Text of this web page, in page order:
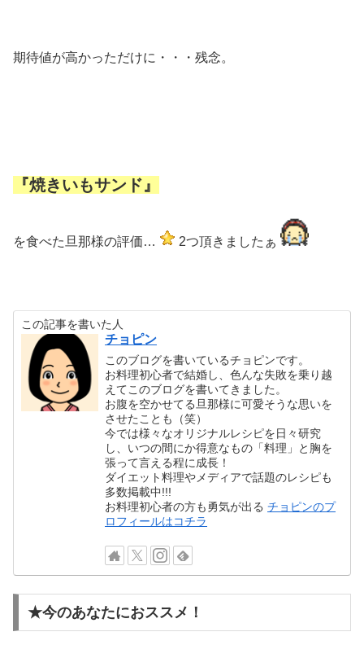
期待値が高かっただけに・・・残念。
『焼きいもサンド』
を食べた旦那様の評価… 2つ頂きましたぁ
この記事を書いた人
チョピン
このブログを書いているチョピンです。
お料理初心者で結婚し、色んな失敗を乗り越
えてこのブログを書いてきました。
お腹を空かせてる旦那様に可愛そうな思いを
させたことも（笑）
今では様々なオリジナルレシピを日々研究
し、いつの間にか得意なもの「料理」と胸を
張って言える程に成長！
ダイエット料理やメディアで話題のレシピも
多数掲載中!!!
お料理初心者の方も勇気が出るチョピンのプ
ロフィールはコチラ
★今のあなたにおススメ！